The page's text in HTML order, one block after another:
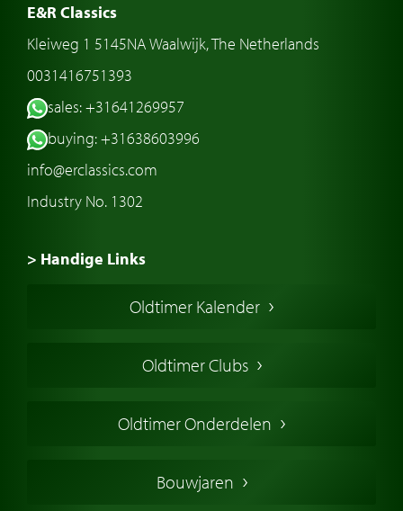
E&R Classics
Kleiweg 1 5145NA Waalwijk, The Netherlands
0031416751393
sales: +31641269957
buying: +31638603996
info@erclassics.com
Industry No. 1302
> Handige Links
Amerikaanse oldtimers
Franse oldtimers
Oldtimer Kalender
Oldtimer Clubs
Oldtimer Onderdelen
Bouwjaren